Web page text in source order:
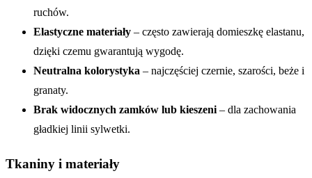
ruchów.
Elastyczne materiały – często zawierają domieszkę elastanu,
dzięki czemu gwarantują wygodę.
Neutralna kolorystyka – najczęściej czernie, szarości, beże i
granaty.
Brak widocznych zamków lub kieszeni – dla zachowania
gładkiej linii sylwetki.
Tkaniny i materiały